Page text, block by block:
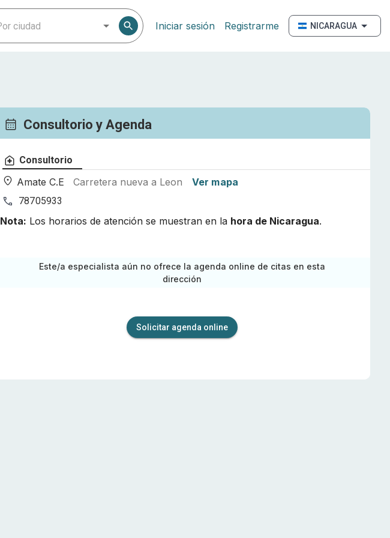
Iniciar sesión Registrarme NICARAGUA
Consultorio y Agenda
Consultorio
Amate C.E Carretera nueva a Leon Ver mapa
78705933
Nota: Los horarios de atención se muestran en la hora de Nicaragua.
Este/a especialista aún no ofrece la agenda online de citas en esta
dirección
Solicitar agenda online